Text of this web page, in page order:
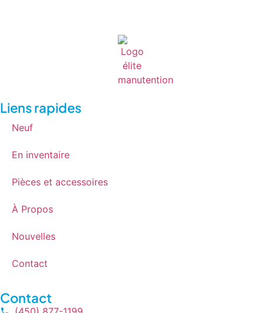
Liens rapides
Neuf
En inventaire
Pièces et accessoires
À Propos
Nouvelles
Contact
Contact